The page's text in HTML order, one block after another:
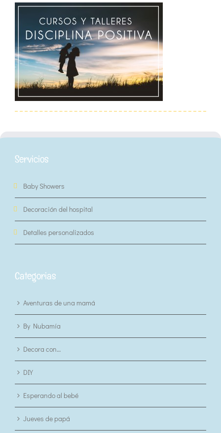
Servicios
Baby Showers
Decoración del hospital
Detalles personalizados
Categorias
Aventuras de una mamá
By Nubamía
Decora con…
DIY
Esperando al bebé
Jueves de papá